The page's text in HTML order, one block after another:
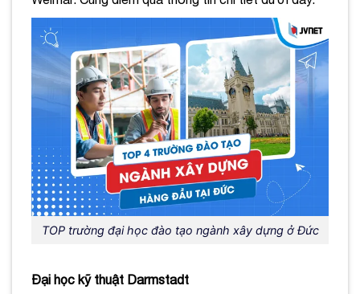
TOP trường đại học đào tạo ngành xây dựng ở Đức
Đại học kỹ thuật Darmstadt